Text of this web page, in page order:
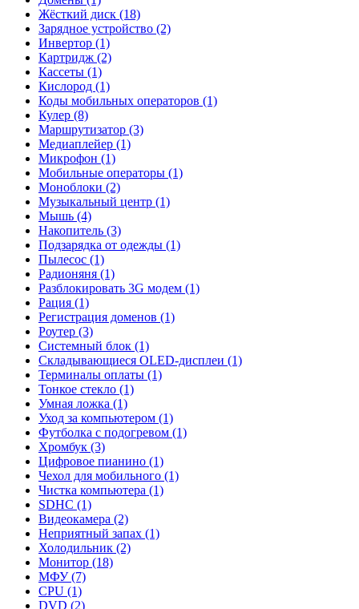
Жёсткий диск (18)
Зарядное устройство (2)
Инвертор (1)
Картридж (2)
Кассеты (1)
Кислород (1)
Коды мобильных операторов (1)
Кулер (8)
Маршрутизатор (3)
Медиаплейер (1)
Микрофон (1)
Мобильные операторы (1)
Моноблоки (2)
Музыкальный центр (1)
Мышь (4)
Накопитель (3)
Подзарядка от одежды (1)
Пылесос (1)
Радионяня (1)
Разблокировать 3G модем (1)
Рация (1)
Регистрация доменов (1)
Роутер (3)
Системный блок (1)
Складывающиеся OLED-дисплеи (1)
Терминалы оплаты (1)
Тонкое стекло (1)
Умная ложка (1)
Уход за компьютером (1)
Футболка с подогревом (1)
Хромбук (3)
Цифровое пианино (1)
Чехол для мобильного (1)
Чистка компьютера (1)
SDHC (1)
Видеокамера (2)
Неприятный запах (1)
Холодильник (2)
Монитор (18)
МФУ (7)
CPU (1)
DVD (2)